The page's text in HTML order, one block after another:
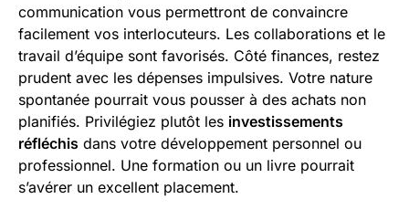
communication vous permettront de convaincre
facilement vos interlocuteurs. Les collaborations et le
travail d’équipe sont favorisés. Côté finances, restez
prudent avec les dépenses impulsives. Votre nature
spontanée pourrait vous pousser à des achats non
planifiés. Privilégiez plutôt les investissements
réfléchis dans votre développement personnel ou
professionnel. Une formation ou un livre pourrait
s’avérer un excellent placement.